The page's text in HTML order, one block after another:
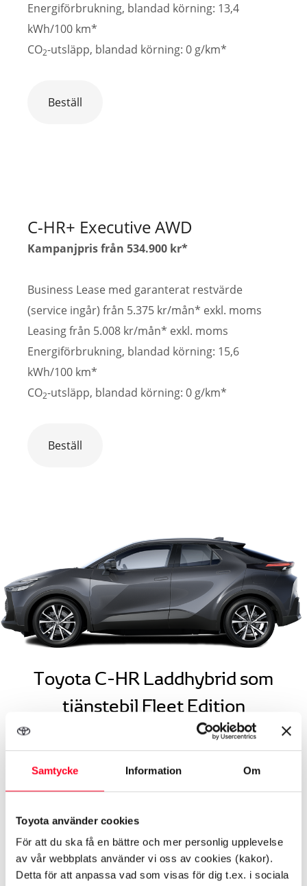
Samtycke Information Om
Toyota använder cookies
För att du ska få en bättre och mer personlig upplevelse
av vår webbplats använder vi oss av cookies (kakor).
Detta för att anpassa vad som visas för dig t.ex. i sociala
Energiförbrukning, blandad körning: 13,4
kWh/100 km*
CO2-utsläpp, blandad körning: 0 g/km*
Beställ
C-HR+ Executive AWD
Kampanjpris från 534.900 kr*
Business Lease med garanterat restvärde
(service ingår) från 5.375 kr/mån* exkl. moms
Leasing från 5.008 kr/mån* exkl. moms
Energiförbrukning, blandad körning: 15,6
kWh/100 km*
CO2-utsläpp, blandad körning: 0 g/km*
Beställ
Toyota C-HR Laddhybrid som
tjänstebil Fleet Edition
Bra skäl att välja Toyota C-HR Laddhybrid till
företaget:
funktionen Laddningsschema
Alltid automatlåda
Förmånsvärde från 2.582 kr (vid 50% marginalskatt,